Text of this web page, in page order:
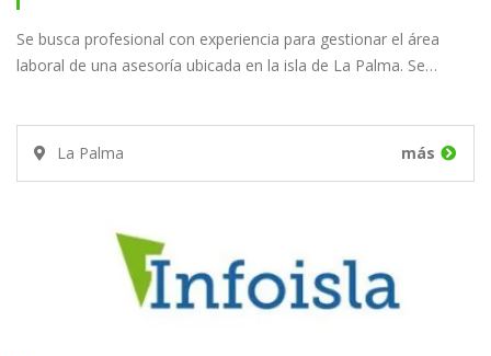
laboral
Se busca profesional con experiencia para gestionar el área
laboral de una asesoría ubicada en la isla de La Palma. Se…
La Palma más